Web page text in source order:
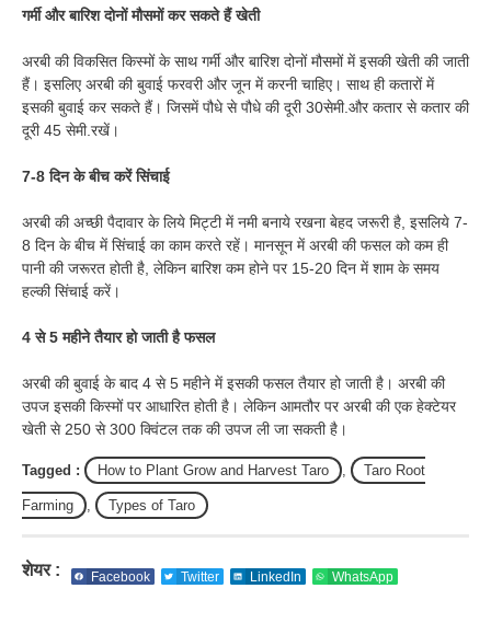
गर्मी और बारिश दोनों मौसमों कर सकते हैं खेती
अरबी की विकसित किस्मों के साथ गर्मी और बारिश दोनों मौसमों में इसकी खेती की जाती
हैं। इसलिए अरबी की बुवाई फरवरी और जून में करनी चाहिए। साथ ही कतारों में
इसकी बुवाई कर सकते हैं। जिसमें पौधे से पौधे की दूरी 30सेमी.और कतार से कतार की
दूरी 45 सेमी.रखें।
7-8 दिन के बीच करें सिंचाई
अरबी की अच्छी पैदावार के लिये मिट्टी में नमी बनाये रखना बेहद जरूरी है, इसलिये 7-
8 दिन के बीच में सिंचाई का काम करते रहें। मानसून में अरबी की फसल को कम ही
पानी की जरूरत होती है, लेकिन बारिश कम होने पर 15-20 दिन में शाम के समय
हल्की सिंचाई करें।
4 से 5 महीने तैयार हो जाती है फसल
अरबी की बुवाई के बाद 4 से 5 महीने में इसकी फसल तैयार हो जाती है। अरबी की
उपज इसकी किस्मों पर आधारित होती है। लेकिन आमतौर पर अरबी की एक हेक्टेयर
खेती से 250 से 300 क्विंटल तक की उपज ली जा सकती है।
Tagged : How to Plant Grow and Harvest Taro , Taro Root
Farming , Types of Taro
शेयर : Facebook Twitter LinkedIn WhatsApp